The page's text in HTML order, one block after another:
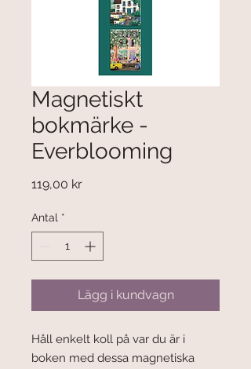
Magnetiskt
bokmärke -
Everblooming
119,00 krPris
Antal *
Lägg i kundvagn
Håll enkelt koll på var du är i
boken med dessa magnetiska